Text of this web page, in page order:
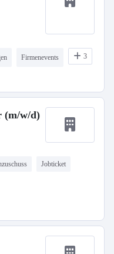
Firmenevents 3
(m/w/d)
Jobticket